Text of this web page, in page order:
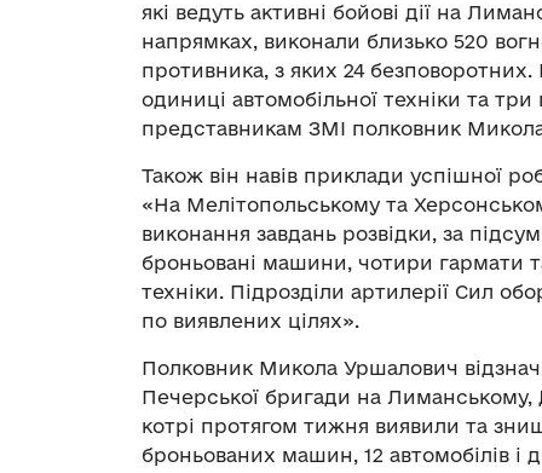
які ведуть активні бойові дії на
напрямках, виконали близько 520
противника, з яких 24
одиниці автомобільної техніки та
представникам ЗМІ полковник
Також він навів приклади успішної
«На Мелітопольському та
виконання завдань розвідки, за
броньовані машини, чотири гармати
техніки. Підрозділи артилерії Сил
по виявлених цілях».
Полковник Микола Уршалович
Печерської бригади на
котрі протягом тижня виявили та
броньованих машин, 12 автомобілів і